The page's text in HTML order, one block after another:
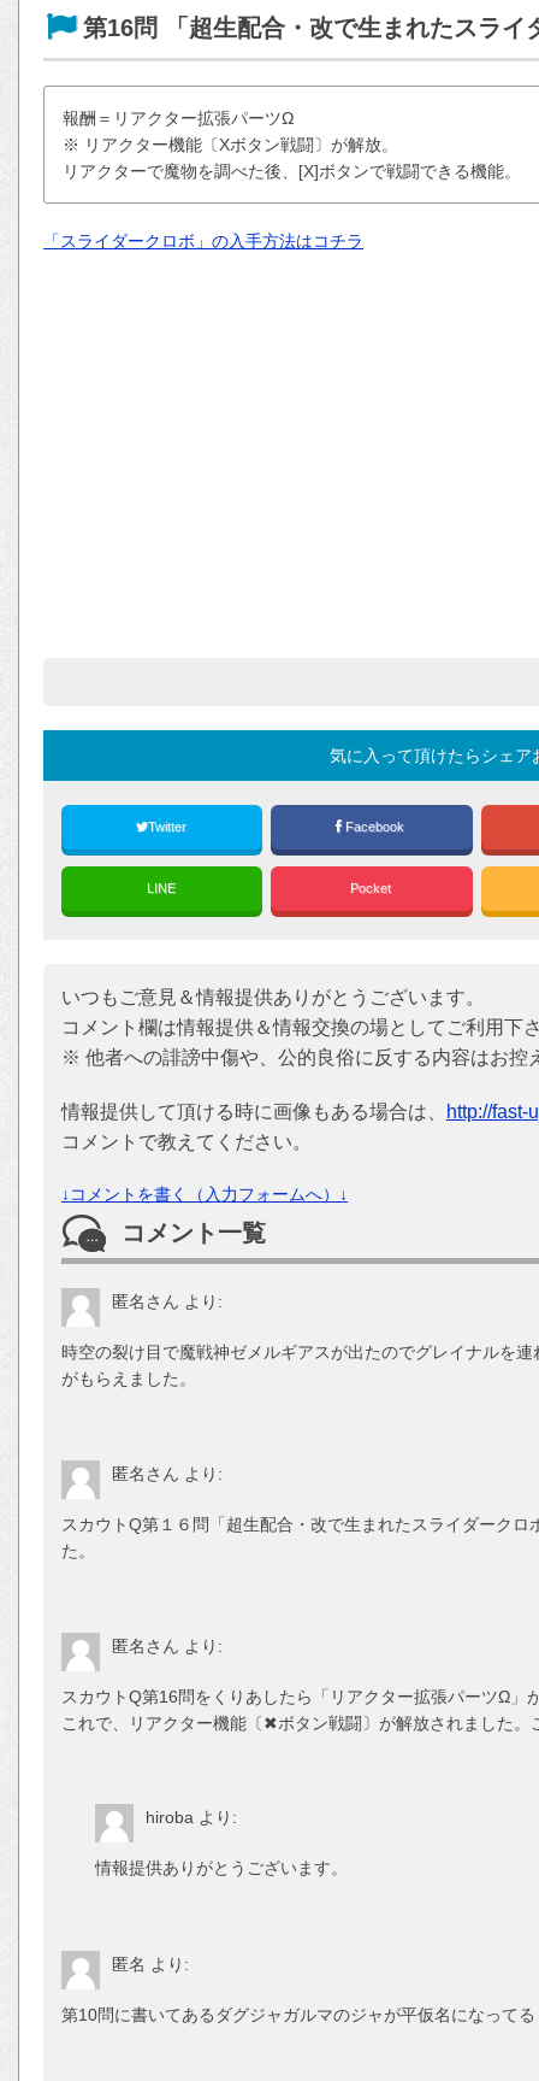
第16問 「超生配合・改で生まれたスライ
報酬＝リアクター拡張パーツΩ
※ リアクター機能〔Xボタン戦闘〕が解放。
リアクターで魔物を調べた後、[X]ボタンで戦闘できる機能。
「スライダークロボ」の入手方法はコチラ
気に入って頂けたらシェア
Twitter Facebook
LINE Pocket
いつもご意見＆情報提供ありがとうございます。
コメント欄は情報提供＆情報交換の場としてご利用下
※ 他者への誹謗中傷や、公的良俗に反する内容はお控
情報提供して頂ける時に画像もある場合は、
http://fast-
コメントで教えてください。
↓コメントを書く（入力フォームへ）↓
コメント一覧
匿名さん より:
時空の裂け目で魔戦神ゼメルギアスが出たのでグレイナルを
がもらえました。
匿名さん より:
スカウトQ第１６問「超生配合・改で生まれたスライダーク
た。
匿名さん より:
スカウトQ第16問をくりあしたら「リアクター拡張パーツΩ」
これで、リアクター機能〔✖ボタン戦闘〕が解放されました。
hiroba より:
情報提供ありがとうございます。
匿名 より:
第10問に書いてあるダグジャガルマのジャが平仮名になってる